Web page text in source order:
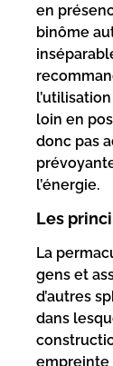
en
binôme
loin en
donc pas
l’énergie.
Les
La
gens et
d’autres
dans
empreinte